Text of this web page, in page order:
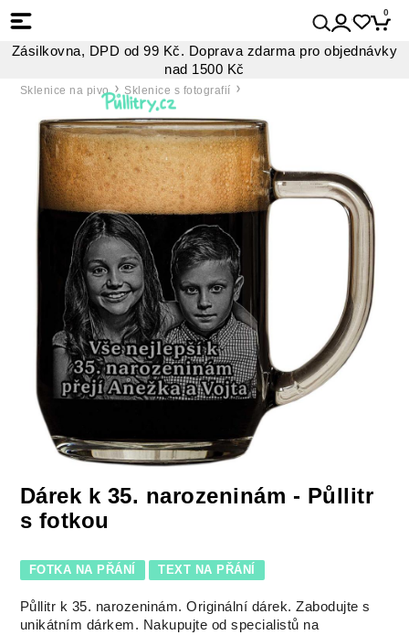
0
Zásilkovna, DPD od 99 Kč. Doprava zdarma pro objednávky
nad 1500 Kč
Sklenice na pivo Sklenice s fotografií
Dárek k 35. narozeninám - Půllitr
s fotkou
FOTKA NA PŘÁNÍ TEXT NA PŘÁNÍ
Půllitr k 35. narozeninám. Originální dárek. Zabodujte s
unikátním dárkem. Nakupujte od specialistů na